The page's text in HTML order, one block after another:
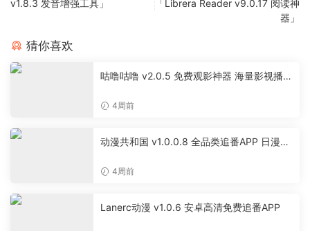
v1.8.3 发音增强工具」
「Librera Reader v9.0.17 阅读神
器」
猜你喜欢
咕噜咕噜 v2.0.5 免费观影神器 海量影视播放
4周前
动漫共和国 v1.0.0.8 全品类追番APP 日漫国
4周前
Lanerc动漫 v1.0.6 安卓高清免费追番APP